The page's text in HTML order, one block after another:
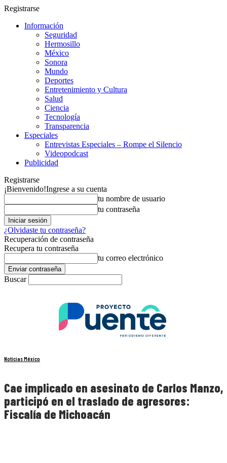
Registrarse
Información
Seguridad
Hermosillo
México
Sonora
Mundo
Deportes
Entretenimiento y Cultura
Salud
Ciencia
Tecnología
Transparencia
Especiales
Entrevistas Especiales – Rompe el Silencio
Videopodcast
Publicidad
Registrarse
¡Bienvenido!Ingrese a su cuenta
tu nombre de usuario
tu contraseña
¿Olvidaste tu contraseña?
Recuperación de contraseña
Recupera tu contraseña
tu correo electrónico
Buscar
Noticias México
Cae implicado en asesinato de Carlos Manzo,
participó en el traslado de agresores:
Fiscalía de Michoacán